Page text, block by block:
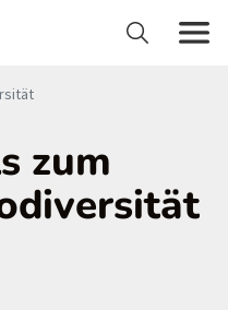
zum